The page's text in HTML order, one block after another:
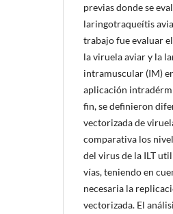
previas donde se
laringotraqueítis
trabajo fue evaluar
la viruela aviar y la
intramuscular (IM)
aplicación
fin, se definieron
vectorizada de
comparativa los
del virus de la ILT
vías, teniendo en
necesaria la
vectorizada. El